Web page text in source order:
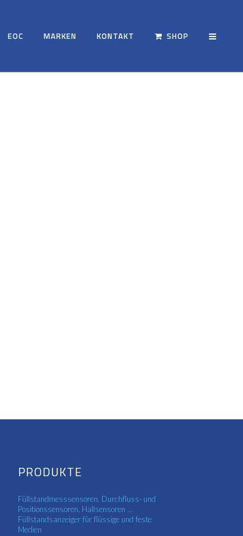
EOC MARKEN KONTAKT SHOP
PRODUKTE
Füllstandmesssensoren, Durchfluss- und
Positionssensoren, Hallsensoren ...
Füllstandsanzeiger für flüssige und feste
Medien